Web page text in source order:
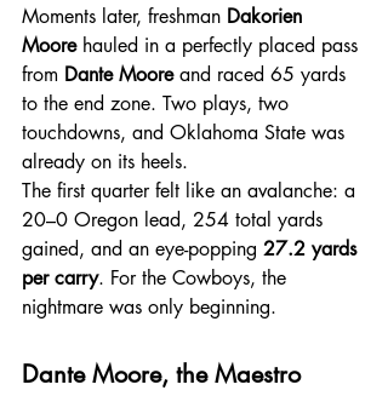
Moments later, freshman Dakorien
Moore hauled in a perfectly placed pass
from Dante Moore and raced 65 yards
to the end zone. Two plays, two
touchdowns, and Oklahoma State was
already on its heels.
The first quarter felt like an avalanche: a
20–0 Oregon lead, 254 total yards
gained, and an eye-popping 27.2 yards
per carry. For the Cowboys, the
nightmare was only beginning.
Dante Moore, the Maestro